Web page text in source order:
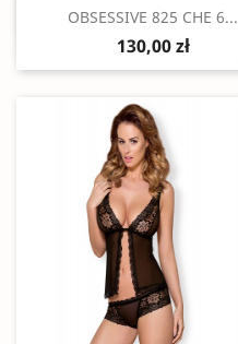
Szybki podgląd
OBSESSIVE 825 CHE 6...
130,00 zł